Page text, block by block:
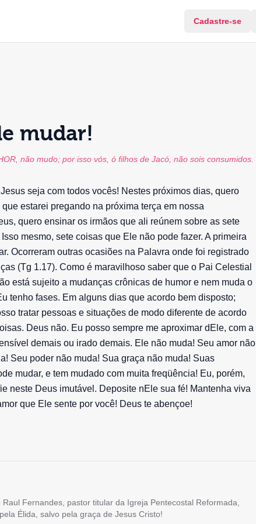
Cadastre-se
mudar!
não mudo; por isso vós, ó filhos de Jacó, não sois consumidos.
seja com todos vocês! Nestes próximos dias, quero
estarei pregando na próxima terça em nossa
quero ensinar os irmãos que ali reúnem sobre as sete
mesmo, sete coisas que Ele não pode fazer. A primeira
Ocorreram outras ocasiões na Palavra onde foi registrado
(Tg 1.17). Como é maravilhoso saber que o Pai Celestial
está sujeito a mudanças crônicas de humor e nem muda o
tenho fases. Em alguns dias que acordo bem disposto;
tratar pessoas e situações de modo diferente de acordo
Deus não. Eu posso sempre me aproximar dEle, com a
demais ou irado demais. Ele não muda! Seu amor não
Seu poder não muda! Sua graça não muda! Suas
mudar, e tem mudado com muita freqüência! Eu, porém,
neste Deus imutável. Deposite nEle sua fé! Mantenha viva
que Ele sente por você! Deus te abençoe!
Fernandes, pastor titular da Igreja Pentecostal Reformada,
Élida, salvo pela graça de Jesus Cristo!